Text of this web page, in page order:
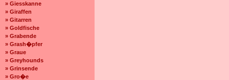
» Giesskanne
» Giraffen
» Gitarren
» Goldfische
» Grabende
» Grash�pfer
» Graue
» Greyhounds
» Grinsende
» Gro�e